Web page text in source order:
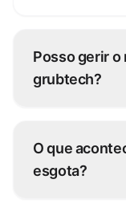
Posso gerir o
grubtech?
Livelong e em
O que
esgota?